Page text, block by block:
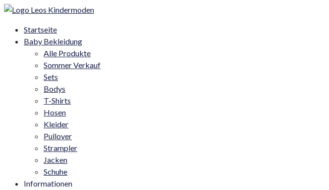
Startseite
Baby Bekleidung
Alle Produkte
Sommer Verkauf
Sets
Bodys
T-Shirts
Hosen
Kleider
Pullover
Strampler
Jacken
Schuhe
Informationen